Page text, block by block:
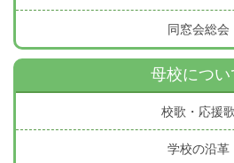
同窓会総会
母校につい
校歌・応援歌
学校の沿革